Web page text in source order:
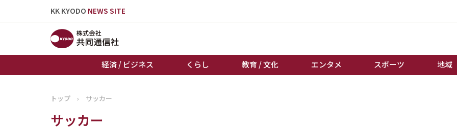
KK KYODO NEWS SITE
経済 / ビジネス くらし 教育 / 文化 エンタメ スポーツ 地域
トップページ
トップ › サッカー
サッカー